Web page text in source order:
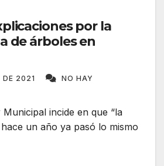
por la
de árboles en
DE 2021
NO HAY
incide en que “la
un año ya pasó lo mismo